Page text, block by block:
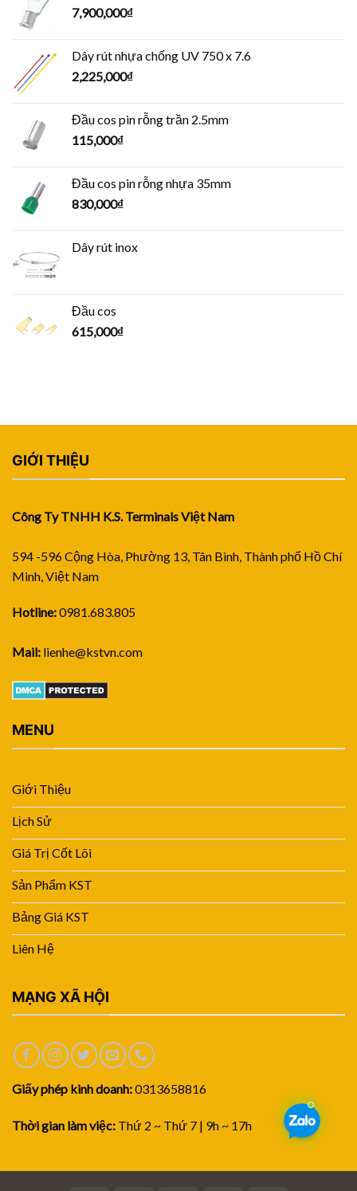
7,900,000₫
Dây rút nhựa chống UV 750 x 7.6
2,225,000₫
Đầu cos pin rỗng trần 2.5mm
115,000₫
Đầu cos pin rỗng nhựa 35mm
830,000₫
Dây rút inox
Đầu cos
615,000₫
GIỚI THIỆU
Công Ty TNHH K.S. Terminals Việt Nam
594 -596 Cộng Hòa, Phường 13, Tân Bình, Thành phố Hồ Chí
Minh, Việt Nam
Hotline:0981.683.805
Mail: lienhe@kstvn.com
MENU
Giới Thiệu
Lịch Sử
Giá Trị Cốt Lõi
Sản Phẩm KST
Bảng Giá KST
Liên Hệ
MẠNG XÃ HỘI
Giấy phép kinh doanh:0313658816
Thời gian làm việc: Thứ 2 ~ Thứ 7 | 9h ~ 17h